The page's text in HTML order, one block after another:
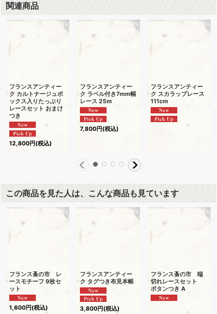
関連商品
フランスアンティー
ク カルトナージュボ
ックス入りたっぷり
レースセット おまけ
つき
12,800円(税込)
フランスアンティー
ク ラベル付き7mm幅
レース 25m
7,800円(税込)
フランスアンティー
ク スカラップレース
111cm
この商品を見た人は、こんな商品も見ています
フランス蚤の市 レ
ースモチーフ 9枚セ
ット
1,600円(税込)
フランスアンティー
ク タグつき布見本帳
3,800円(税込)
フランス蚤の市 端
切れレースセット
ボタンつき A